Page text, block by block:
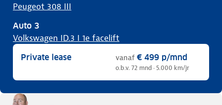
Peugeot 308 III
Auto 3
Volkswagen ID.3 I 1e facelift
Private lease vanaf € 499 p/mnd
o.b.v. 72 mnd · 5.000 km/jr